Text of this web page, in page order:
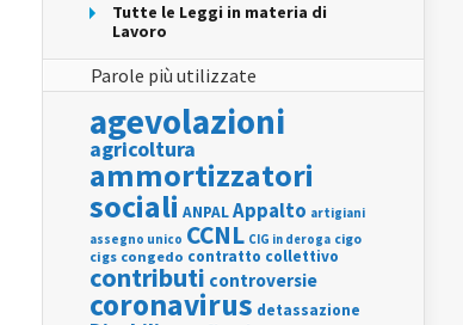
Tutte le Leggi in materia di
Lavoro
Parole più utilizzate
agevolazioni
agricoltura
ammortizzatori
sociali ANPALAppalto artigiani
assegno unico CCNL CIG in deroga cigo
cigs congedo contratto collettivo
contributi controversie
coronavirus detassazione